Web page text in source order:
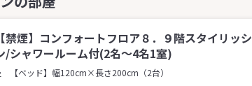
禁煙】コンフォートフロア８．９階スタイリッシ
/シャワールーム付(2名～4名1室)
【ベッド】幅120cm×長さ200cm（2台）